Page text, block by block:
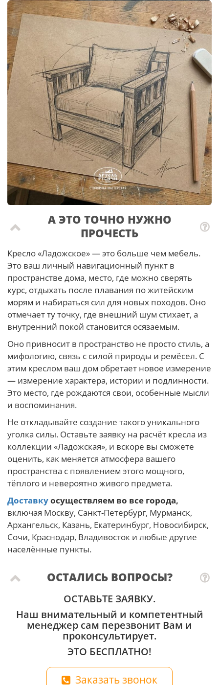
А ЭТО ТОЧНО НУЖНО
ПРОЧЕСТЬ
Кресло «Ладожское» — это больше чем мебель.
Это ваш личный навигационный пункт в
пространстве дома, место, где можно сверять
курс, отдыхать после плавания по житейским
морям и набираться сил для новых походов. Оно
отмечает ту точку, где внешний шум стихает, а
внутренний покой становится осязаемым.
Оно привносит в пространство не просто стиль, а
мифологию, связь с силой природы и ремёсел. С
этим креслом ваш дом обретает новое измерение
— измерение характера, истории и подлинности.
Это место, где рождаются свои, особенные мысли
и воспоминания.
Не откладывайте создание такого уникального
уголка силы. Оставьте заявку на расчёт кресла из
коллекции «Ладожская», и вскоре вы сможете
оценить, как меняется атмосфера вашего
пространства с появлением этого мощного,
тёплого и невероятно живого предмета.
Доставкуосуществляем во все города,
включая Москву, Санкт-Петербург, Мурманск,
Архангельск, Казань, Екатеринбург, Новосибирск,
Сочи, Краснодар, Владивосток и любые другие
населённые пункты.
ОСТАЛИСЬ ВОПРОСЫ?
ОСТАВЬТЕ ЗАЯВКУ.
Наш внимательный и компетентный
менеджер сам перезвонит Вам и
проконсультирует.
ЭТО БЕСПЛАТНО!
Заказать звонок